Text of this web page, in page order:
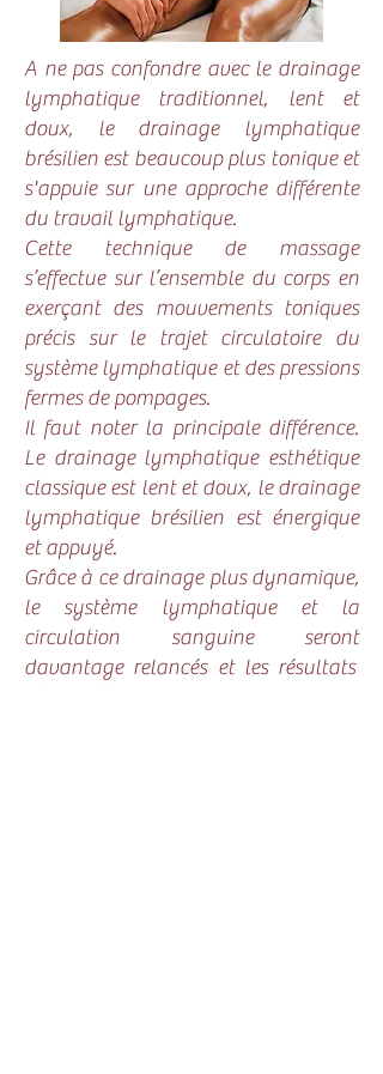
A ne pas confondre avec le drainage
lymphatique traditionnel, lent et
doux, le drainage lymphatique
brésilien est beaucoup plus tonique et
s'appuie sur une approche différente
du travail lymphatique.
Cette technique de massage
s’effectue sur l’ensemble du corps en
exerçant des mouvements toniques
précis sur le trajet circulatoire du
système lymphatique et des pressions
fermes de pompages.
Il faut noter la principale différence.
Le drainage lymphatique esthétique
classique est lent et doux, le drainage
lymphatique brésilien est énergique
et appuyé.
Grâce à ce drainage plus dynamique,
le système lymphatique et la
circulation sanguine seront
davantage relancés et les résultats
plus visibles.